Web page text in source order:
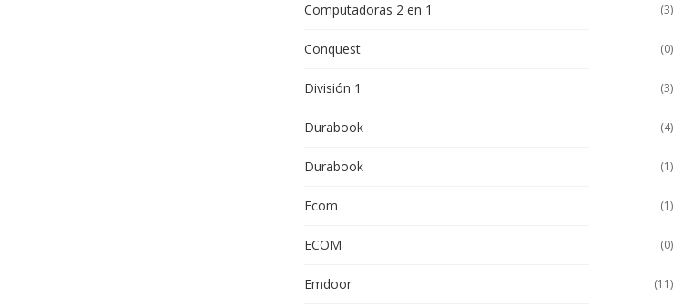
Computadoras 2 en 1 (3)
Conquest (0)
División 1 (3)
Durabook (4)
Durabook (1)
Ecom (1)
ECOM (0)
Emdoor (11)